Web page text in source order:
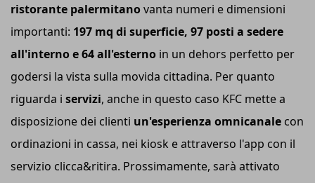
ristorante palermitanovanta numeri e dimensioni
importanti: 197 mq di superficie, 97 posti a sedere
all'interno e 64 all'esterno in un dehors perfetto per
godersi la vista sulla movida cittadina. Per quanto
riguarda i servizi, anche in questo caso KFC mette a
disposizione dei clienti un'esperienza omnicanale con
ordinazioni in cassa, nei kiosk e attraverso l'app con il
servizio clicca&ritira. Prossimamente, sarà attivato